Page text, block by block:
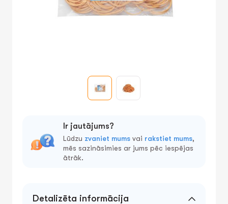
Ir jautājums?
Lūdzu zvaniet mums vai rakstiet mums,
mēs sazināsimies ar jums pēc iespējas
ātrāk.
Detalizēta informācija